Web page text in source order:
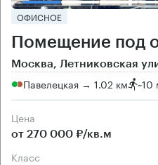
ОФИСНОЕ
Помещение под
Москва, Летниковская
Павелецкая → 1.02 км ~10
Цена
от 270 000 ₽/кв.м
класс